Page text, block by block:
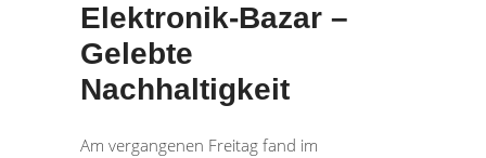
Elektronik-Bazar –
Gelebte
Nachhaltigkeit
Am vergangenen Freitag fand im